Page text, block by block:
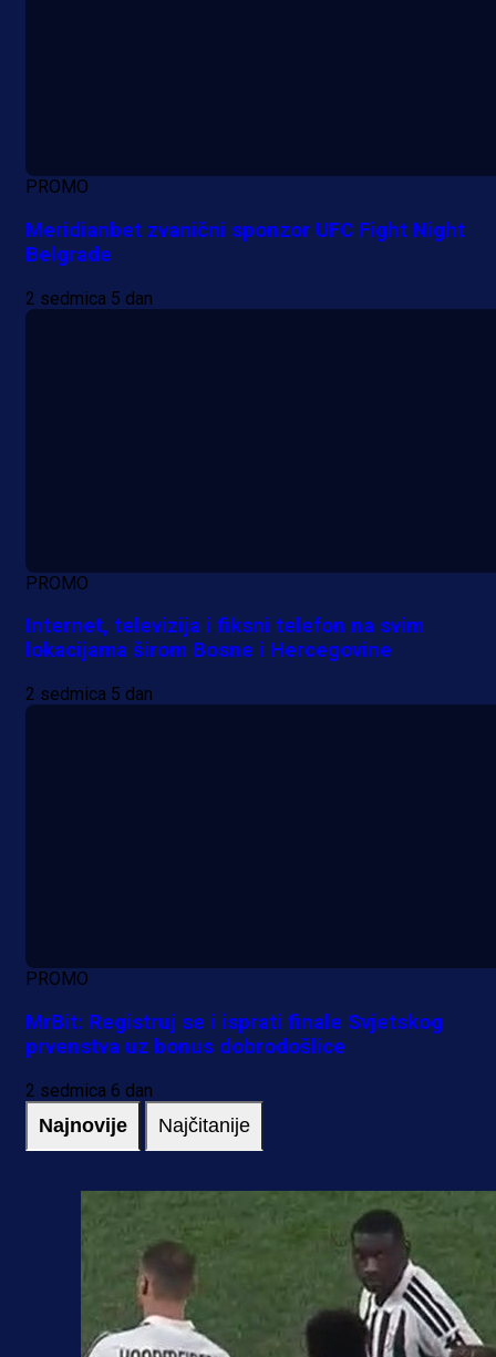
PROMO
Meridianbet zvanični sponzor UFC Fight Night
Belgrade
2 sedmica 5 dan
PROMO
Internet, televizija i fiksni telefon na svim
lokacijama širom Bosne i Hercegovine
2 sedmica 5 dan
PROMO
MrBit: Registruj se i isprati finale Svjetskog
prvenstva uz bonus dobrodošlice
2 sedmica 6 dan
Najnovije Najčitanije